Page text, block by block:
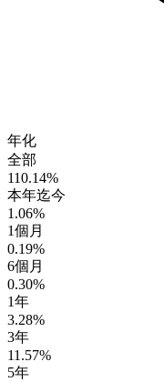
年化
全部
110.14%
本年迄今
1.06%
1個月
0.19%
6個月
0.30%
1年
3.28%
3年
11.57%
5年